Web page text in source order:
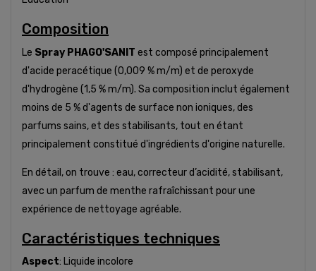
Composition
Le Spray PHAGO'SANIT est composé principalement
d'acide peracétique (0,009 % m/m) et de peroxyde
d'hydrogène (1,5 % m/m). Sa composition inclut également
moins de 5 % d'agents de surface non ioniques, des
parfums sains, et des stabilisants, tout en étant
principalement constitué d'ingrédients d'origine naturelle.
En détail, on trouve : eau, correcteur d’acidité, stabilisant,
avec un parfum de menthe rafraîchissant pour une
expérience de nettoyage agréable.
Caractéristiques techniques
Aspect: Liquide incolore